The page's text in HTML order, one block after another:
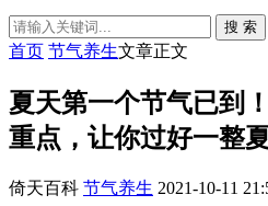
搜 索
首页 节气养生文章正文
夏天第一个节气已到
重点，让你过好一整
倚天百科 节气养生 2021-10-11